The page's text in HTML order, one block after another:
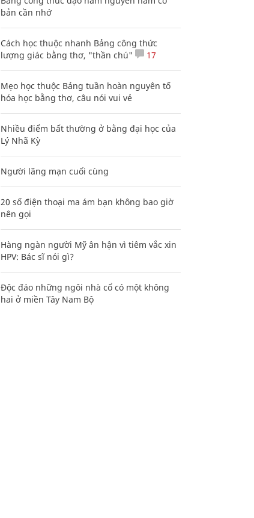
bản cần nhớ
Cách học thuộc nhanh Bảng công thức
lượng giác bằng thơ, "thần chú"
17
Mẹo học thuộc Bảng tuần hoàn nguyên tố
hóa học bằng thơ, câu nói vui vẻ
Nhiều điểm bất thường ở bằng đại học của
Lý Nhã Kỳ
Người lãng mạn cuối cùng
20 số điện thoại ma ám bạn không bao giờ
nên gọi
Hàng ngàn người Mỹ ân hận vì tiêm vắc xin
HPV: Bác sĩ nói gì?
Độc đáo những ngôi nhà cổ có một không
hai ở miền Tây Nam Bộ